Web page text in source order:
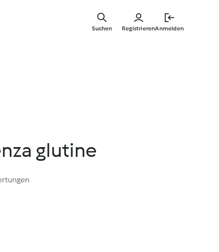
RegistrierenAnmelden
Suchen
glutine